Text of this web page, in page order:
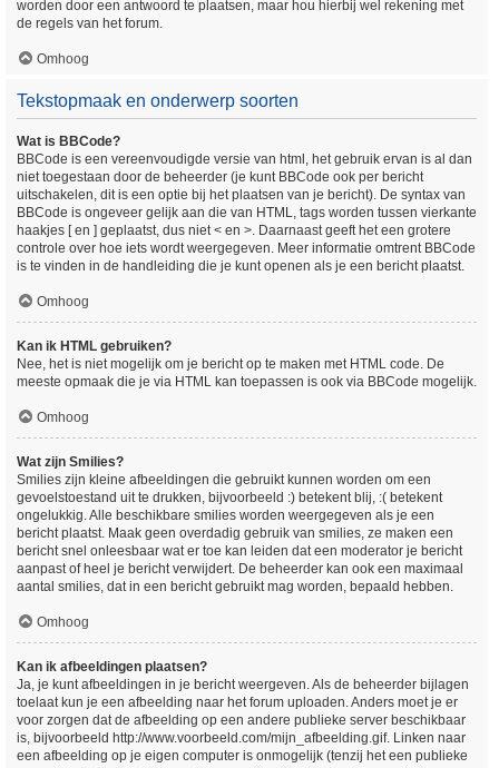
worden door een antwoord te plaatsen, maar hou hierbij wel rekening met
de regels van het forum.
Omhoog
Tekstopmaak en onderwerp soorten
Wat is BBCode?
BBCode is een vereenvoudigde versie van html, het gebruik ervan is al dan
niet toegestaan door de beheerder (je kunt BBCode ook per bericht
uitschakelen, dit is een optie bij het plaatsen van je bericht). De syntax van
BBCode is ongeveer gelijk aan die van HTML, tags worden tussen vierkante
haakjes [ en ] geplaatst, dus niet < en >. Daarnaast geeft het een grotere
controle over hoe iets wordt weergegeven. Meer informatie omtrent BBCode
is te vinden in de handleiding die je kunt openen als je een bericht plaatst.
Omhoog
Kan ik HTML gebruiken?
Nee, het is niet mogelijk om je bericht op te maken met HTML code. De
meeste opmaak die je via HTML kan toepassen is ook via BBCode mogelijk.
Omhoog
Wat zijn Smilies?
Smilies zijn kleine afbeeldingen die gebruikt kunnen worden om een
gevoelstoestand uit te drukken, bijvoorbeeld :) betekent blij, :( betekent
ongelukkig. Alle beschikbare smilies worden weergegeven als je een
bericht plaatst. Maak geen overdadig gebruik van smilies, ze maken een
bericht snel onleesbaar wat er toe kan leiden dat een moderator je bericht
aanpast of heel je bericht verwijdert. De beheerder kan ook een maximaal
aantal smilies, dat in een bericht gebruikt mag worden, bepaald hebben.
Omhoog
Kan ik afbeeldingen plaatsen?
Ja, je kunt afbeeldingen in je bericht weergeven. Als de beheerder bijlagen
toelaat kun je een afbeelding naar het forum uploaden. Anders moet je er
voor zorgen dat de afbeelding op een andere publieke server beschikbaar
is, bijvoorbeeld http://www.voorbeeld.com/mijn_afbeelding.gif. Linken naar
een afbeelding op je eigen computer is onmogelijk (tenzij het een publieke